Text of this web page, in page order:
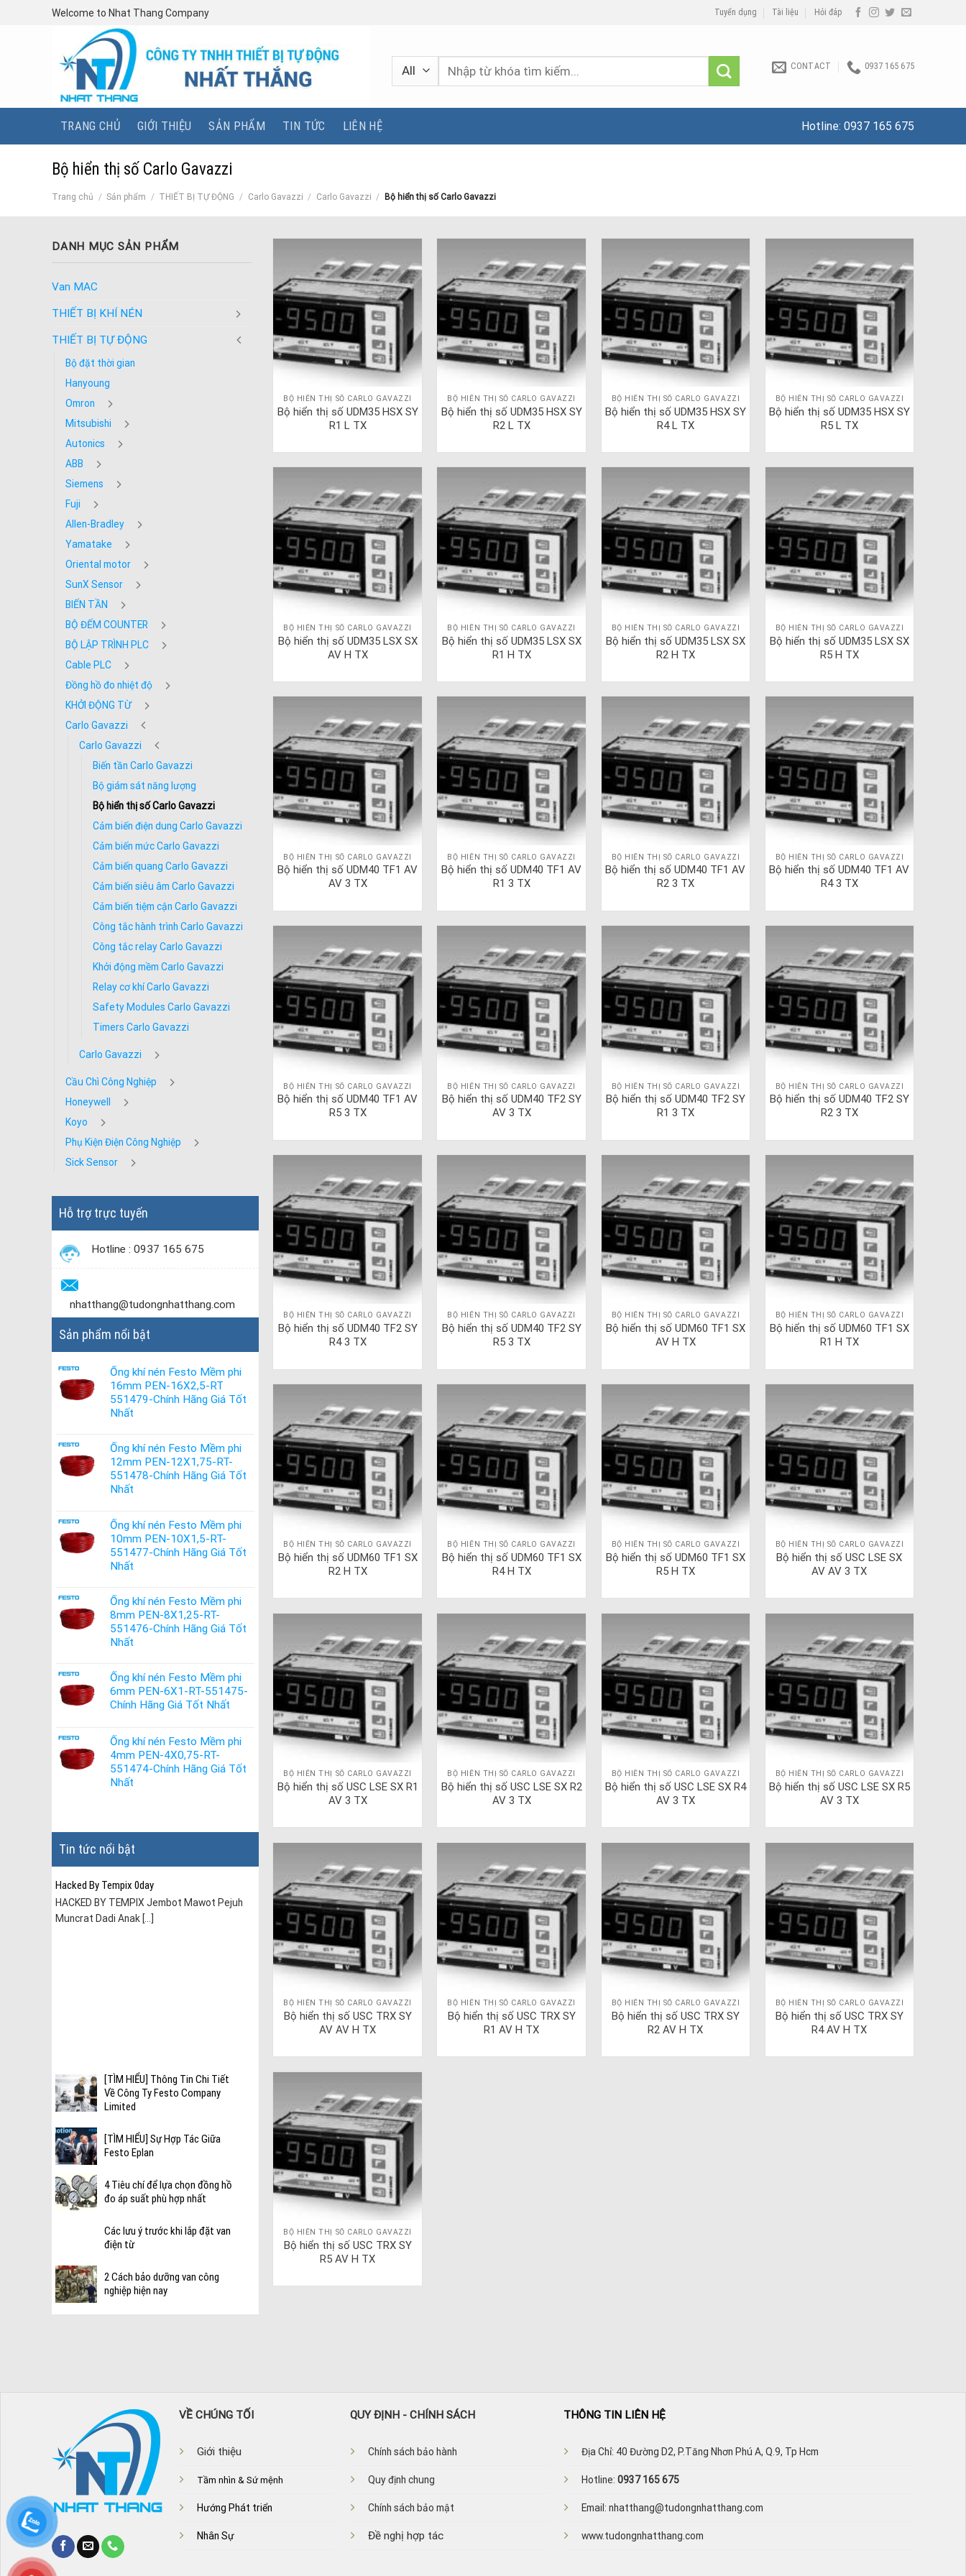
Welcome to Nhat Thang Company Tuyển dụng Tài liệu Hỏi đáp
Tìm
CONTACT 0937 165 675
TRANG CHỦ GIỚI THIỆU SẢN PHẨM TIN TỨC LIÊN HỆ Hotline: 0937 165 675
Bộ hiển thị số Carlo Gavazzi
Trang chủ / Sản phẩm / THIẾT BỊ TỰ ĐỘNG / Carlo Gavazzi / Carlo Gavazzi / Bộ hiển thị số Carlo Gavazzi
DANH MỤC SẢN PHẨM
Van MAC
THIẾT BỊ KHÍ NÉN
THIẾT BỊ TỰ ĐỘNG
Bộ đặt thời gian
Hanyoung
Omron
Mitsubishi
Autonics
ABB
Siemens
Fuji
Allen-Bradley
Yamatake
Oriental motor
SunX Sensor
BIẾN TẦN
BỘ ĐẾM COUNTER
BỘ LẬP TRÌNH PLC
Cable PLC
Đồng hồ đo nhiệt độ
KHỞI ĐỘNG TỪ
Carlo Gavazzi
Carlo Gavazzi
Biến tần Carlo Gavazzi
Bộ giám sát năng lượng
Bộ hiển thị số Carlo Gavazzi
Cảm biến điện dung Carlo Gavazzi
Cảm biến mức Carlo Gavazzi
Cảm biến quang Carlo Gavazzi
Cảm biến siêu âm Carlo Gavazzi
Cảm biến tiệm cận Carlo Gavazzi
Công tắc hành trình Carlo Gavazzi
Công tắc relay Carlo Gavazzi
Khởi động mềm Carlo Gavazzi
Relay cơ khí Carlo Gavazzi
Safety Modules Carlo Gavazzi
Timers Carlo Gavazzi
Carlo Gavazzi
Cầu Chì Công Nghiệp
Honeywell
Koyo
Phụ Kiện Điện Công Nghiệp
Sick Sensor
Hỗ trợ trực tuyến
Hotline : 0937 165 675
nhatthang@tudongnhatthang.com
Sản phẩm nổi bật
Ống khí nén Festo Mềm phi
16mm PEN-16X2,5-RT
551479-Chính Hãng Giá Tốt
Nhất
Ống khí nén Festo Mềm phi
12mm PEN-12X1,75-RT-
551478-Chính Hãng Giá Tốt
Nhất
Ống khí nén Festo Mềm phi
10mm PEN-10X1,5-RT-
551477-Chính Hãng Giá Tốt
Nhất
Ống khí nén Festo Mềm phi
8mm PEN-8X1,25-RT-
551476-Chính Hãng Giá Tốt
Nhất
Ống khí nén Festo Mềm phi
6mm PEN-6X1-RT-551475-
Chính Hãng Giá Tốt Nhất
Ống khí nén Festo Mềm phi
4mm PEN-4X0,75-RT-
551474-Chính Hãng Giá Tốt
Nhất
Tin tức nổi bật
Hacked By Tempix 0day
HACKED BY TEMPIX Jembot Mawot Pejuh
Muncrat Dadi Anak [...]
[TÌM HIỂU] Thông Tin Chi Tiết
Về Công Ty Festo Company
Limited
[TÌM HIỂU] Sự Hợp Tác Giữa
Festo Eplan
4 Tiêu chí để lựa chọn đồng hồ
đo áp suất phù hợp nhất
Các lưu ý trước khi lắp đặt van
điện từ
2 Cách bảo dưỡng van công
nghiệp hiện nay
BỘ HIỂN THỊ SỐ CARLO GAVAZZI
Bộ hiển thị số UDM35 HSX SY
R1 L TX
BỘ HIỂN THỊ SỐ CARLO GAVAZZI
Bộ hiển thị số UDM35 HSX SY
R2 L TX
BỘ HIỂN THỊ SỐ CARLO GAVAZZI
Bộ hiển thị số UDM35 HSX SY
R4 L TX
BỘ HIỂN THỊ SỐ CARLO GAVAZZI
Bộ hiển thị số UDM35 HSX SY
R5 L TX
BỘ HIỂN THỊ SỐ CARLO GAVAZZI
Bộ hiển thị số UDM35 LSX SX
AV H TX
BỘ HIỂN THỊ SỐ CARLO GAVAZZI
Bộ hiển thị số UDM35 LSX SX
R1 H TX
BỘ HIỂN THỊ SỐ CARLO GAVAZZI
Bộ hiển thị số UDM35 LSX SX
R2 H TX
BỘ HIỂN THỊ SỐ CARLO GAVAZZI
Bộ hiển thị số UDM35 LSX SX
R5 H TX
BỘ HIỂN THỊ SỐ CARLO GAVAZZI
Bộ hiển thị số UDM40 TF1 AV
AV 3 TX
BỘ HIỂN THỊ SỐ CARLO GAVAZZI
Bộ hiển thị số UDM40 TF1 AV
R1 3 TX
BỘ HIỂN THỊ SỐ CARLO GAVAZZI
Bộ hiển thị số UDM40 TF1 AV
R2 3 TX
BỘ HIỂN THỊ SỐ CARLO GAVAZZI
Bộ hiển thị số UDM40 TF1 AV
R4 3 TX
BỘ HIỂN THỊ SỐ CARLO GAVAZZI
Bộ hiển thị số UDM40 TF1 AV
R5 3 TX
BỘ HIỂN THỊ SỐ CARLO GAVAZZI
Bộ hiển thị số UDM40 TF2 SY
AV 3 TX
BỘ HIỂN THỊ SỐ CARLO GAVAZZI
Bộ hiển thị số UDM40 TF2 SY
R1 3 TX
BỘ HIỂN THỊ SỐ CARLO GAVAZZI
Bộ hiển thị số UDM40 TF2 SY
R2 3 TX
BỘ HIỂN THỊ SỐ CARLO GAVAZZI
Bộ hiển thị số UDM40 TF2 SY
R4 3 TX
BỘ HIỂN THỊ SỐ CARLO GAVAZZI
Bộ hiển thị số UDM40 TF2 SY
R5 3 TX
BỘ HIỂN THỊ SỐ CARLO GAVAZZI
Bộ hiển thị số UDM60 TF1 SX
AV H TX
BỘ HIỂN THỊ SỐ CARLO GAVAZZI
Bộ hiển thị số UDM60 TF1 SX
R1 H TX
BỘ HIỂN THỊ SỐ CARLO GAVAZZI
Bộ hiển thị số UDM60 TF1 SX
R2 H TX
BỘ HIỂN THỊ SỐ CARLO GAVAZZI
Bộ hiển thị số UDM60 TF1 SX
R4 H TX
BỘ HIỂN THỊ SỐ CARLO GAVAZZI
Bộ hiển thị số UDM60 TF1 SX
R5 H TX
BỘ HIỂN THỊ SỐ CARLO GAVAZZI
Bộ hiển thị số USC LSE SX
AV AV 3 TX
BỘ HIỂN THỊ SỐ CARLO GAVAZZI
Bộ hiển thị số USC LSE SX R1
AV 3 TX
BỘ HIỂN THỊ SỐ CARLO GAVAZZI
Bộ hiển thị số USC LSE SX R2
AV 3 TX
BỘ HIỂN THỊ SỐ CARLO GAVAZZI
Bộ hiển thị số USC LSE SX R4
AV 3 TX
BỘ HIỂN THỊ SỐ CARLO GAVAZZI
Bộ hiển thị số USC LSE SX R5
AV 3 TX
BỘ HIỂN THỊ SỐ CARLO GAVAZZI
Bộ hiển thị số USC TRX SY
AV AV H TX
BỘ HIỂN THỊ SỐ CARLO GAVAZZI
Bộ hiển thị số USC TRX SY
R1 AV H TX
BỘ HIỂN THỊ SỐ CARLO GAVAZZI
Bộ hiển thị số USC TRX SY
R2 AV H TX
BỘ HIỂN THỊ SỐ CARLO GAVAZZI
Bộ hiển thị số USC TRX SY
R4 AV H TX
BỘ HIỂN THỊ SỐ CARLO GAVAZZI
Bộ hiển thị số USC TRX SY
R5 AV H TX
VỀ CHÚNG TỐI
Giới thiệu
Tầm nhìn & Sứ mệnh
Hướng Phát triển
Nhân Sự
QUY ĐỊNH - CHÍNH SÁCH
Chính sách bảo hành
Quy định chung
Chính sách bảo mật
Đề nghị hợp tác
THÔNG TIN LIÊN HỆ
Địa Chỉ: 40 Đường D2, P.Tăng Nhơn Phú A, Q.9, Tp Hcm
Hotline: 0937 165 675
Email: nhatthang@tudongnhatthang.com
www.tudongnhatthang.com